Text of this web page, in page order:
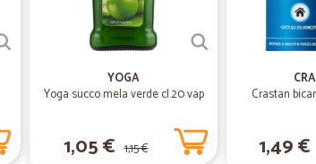
YOGA
Yoga succo mela verde cl.20 vap
1,05 € 1,15 €
Crastan
1,49 €